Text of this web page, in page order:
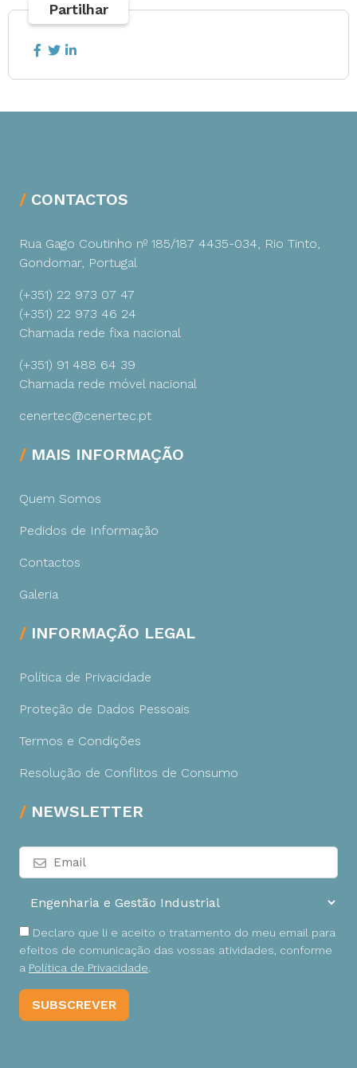
Partilhar
CONTACTOS
Rua Gago Coutinho nº 185/187 4435-034, Rio Tinto,
Gondomar, Portugal
(+351) 22 973 07 47
(+351) 22 973 46 24
Chamada rede fixa nacional
(+351) 91 488 64 39
Chamada rede móvel nacional
cenertec@cenertec.pt
MAIS INFORMAÇÃO
Quem Somos
Pedidos de Informação
Contactos
Galeria
INFORMAÇÃO LEGAL
Política de Privacidade
Proteção de Dados Pessoais
Termos e Condições
Resolução de Conflitos de Consumo
NEWSLETTER
Declaro que li e aceito o tratamento do meu email para
efeitos de comunicação das vossas atividades, conforme
a Política de Privacidade.